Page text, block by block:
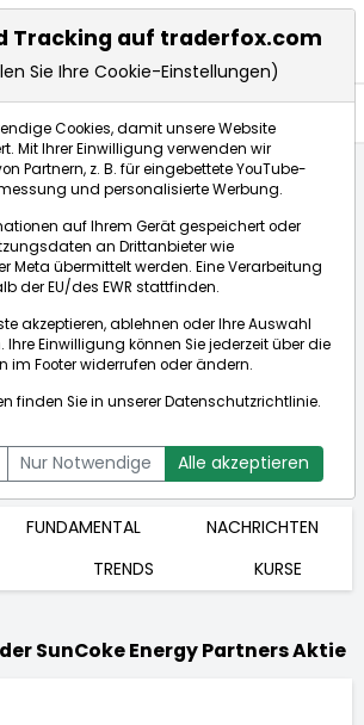
Bid:Ask:
FUNDAMENTAL
NACHRICHTEN
TRENDS KURSE
SunCoke Energy Partners Aktie
Tracking auf traderfox.com
Sie Ihre Cookie-Einstellungen)
Cookies, damit unsere Website
Mit Ihrer Einwilligung verwenden wir
Partnern, z. B. für eingebettete YouTube-
und personalisierte Werbung.
auf Ihrem Gerät gespeichert oder
an Drittanbieter wie
Meta übermittelt werden. Eine Verarbeitung
der EU/des EWR stattfinden.
akzeptieren, ablehnen oder Ihre Auswahl
Einwilligung können Sie jederzeit über die
im Footer widerrufen oder ändern.
finden Sie in unsererDatenschutzrichtlinie.
Nur Notwendige Alle akzeptieren